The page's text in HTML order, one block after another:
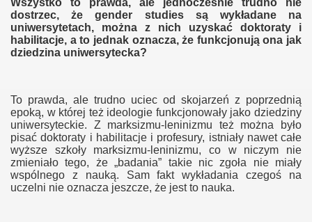
dostrzec, że gender studies są wykładane na
uniwersytetach, można z nich uzyskać doktoraty i
habilitacje, a to jednak oznacza, że funkcjonują ona jak
dziedzina uniwersytecka?
To prawda, ale trudno uciec od skojarzeń z poprzednią
epoką, w której też ideologie funkcjonowały jako dziedziny
uniwersyteckie. Z marksizmu-leninizmu też można było
pisać doktoraty i habilitacje i profesury, istniały nawet całe
wyższe szkoły marksizmu-leninizmu, co w niczym nie
zmieniało tego, że „badania” takie nic zgoła nie miały
wspólnego z nauką. Sam fakt wykładania czegoś na
uczelni nie oznacza jeszcze, że jest to nauka.